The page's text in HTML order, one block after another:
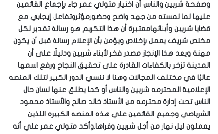
وصفحة شربين والناس أن اختيار متولي عمر جاء بإجماع القائمين
عليها لما لمسته من جهد واضح وحضورمؤثروتفاعل إيجابي مع
قضايا شربين وأبنائهامعتبرة أن هذا التكريم هو رسالة تقدير لكل
مخلص شريف يعمل بإخلاص ويؤمن بأن الإعلام رسالة قبل أن يكون
مهنة ويعد هذا الإنجاز مصدر فخر لأبناء شربين ودليلًا على أن
المدينة تزخر بالكفاءات القادرة على تحقيق النجاح ورفع اسمها
عاليًا في مختلف المجالات وهنا لا ننسي الدور الكبير لتلك المنصه
الإعلامية المحترمه شربين والناس أو كما يطلق عنها لسان حال
الناس تحت إدارة محترمه من الأستاذ خالد صالح والأستاذ محمود
الشرباصي وجميع القائمين علي هذه المنصه الكبيره اللذين
يعملون ليل نهار من أجل شربين وقراها.وأكد متولي عمر علي أنه